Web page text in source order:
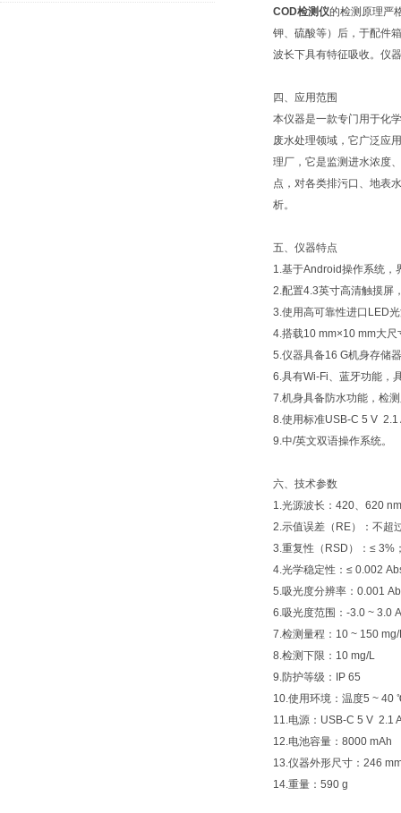
COD检测仪的检测原理严
钾、硫酸等）后，于配件
波长下具有特征吸收。仪
四、应用范围
本仪器是一款专门用于化
废水处理领域，它广泛应
理厂，它是监测进水浓度
点，对各类排污口、地表
析。
五、仪器特点
1.基于Android操作系统，
2.配置4.3英寸高清触摸屏
3.使用高可靠性进口LED
4.搭载10 mm×10 mm大
5.仪器具备16 G机身存储
6.具有Wi-Fi、蓝牙功能，
7.机身具备防水功能，检
8.使用标准USB-C 5 V 2.1
9.中/英文双语操作系统。
六、技术参数
1.光源波长：420、620 nm
2.示值误差（RE）：不超
3.重复性（RSD）：≤ 3%
4.光学稳定性：≤ 0.002
5.吸光度分辨率：0.001
6.吸光度范围：-3.0 ~ 3.0
7.检测量程：10 ~ 150
8.检测下限：10 mg/L
9.防护等级：IP 65
10.使用环境：温度5 ~ 40
11.电源：USB-C 5 V 2.1
12.电池容量：8000 mAh
13.仪器外形尺寸：246
14.重量：590 g